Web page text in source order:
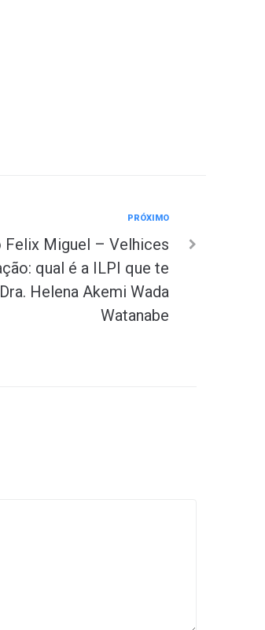
PRÓXIMO
Felix Miguel – Velhices
qual é a ILPI que te
Helena Akemi Wada
Watanabe